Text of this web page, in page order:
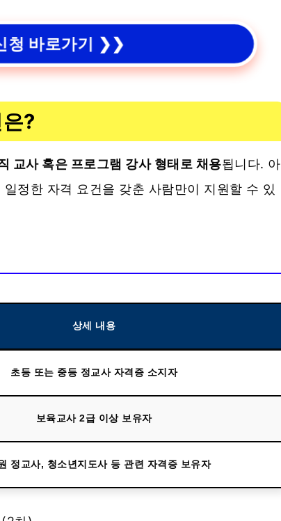
청 바로가기 ❯❯
?
교사 혹은 프로그램 강사 형태로 채용됩니다. 아
정한 자격 요건을 갖춘 사람만이 지원할 수 있
상세 내용
초등 또는 중등 정교사 자격증 소지자
보육교사 2급 이상 보유자
정교사, 청소년지도사 등 관련 자격증 보유자